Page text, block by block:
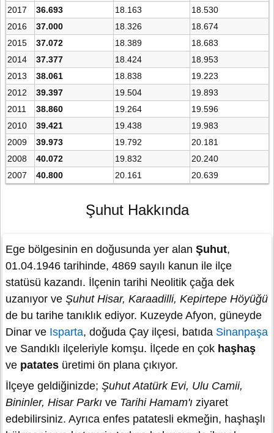
2017
36.693 18.163
18.530
2016
37.000 18.326
18.674
2015
37.072 18.389
18.683
2014
37.377 18.424
18.953
2013
38.061 18.838
19.223
2012
39.397 19.504
19.893
2011
38.860 19.264
19.596
2010
39.421 19.438
19.983
2009
39.973 19.792
20.181
2008
40.072 19.832
20.240
2007
40.800 20.161 20.639
Şuhut Hakkında
Ege bölgesinin en doğusunda yer alan Şuhut,
01.04.1946 tarihinde, 4869 sayılı kanun ile ilçe
statüsü kazandı. İlçenin tarihi Neolitik çağa dek
uzanıyor ve Şuhut Hisar, Karaadilli, Kepirtepe Höyüğü
de bu tarihe tanıklık ediyor. Kuzeyde Afyon, güneyde
Dinar ve Isparta, doğuda Çay ilçesi, batıda Sinanpaşa
ve Sandıklı ilçeleriyle komşu. İlçede en çok haşhaş
ve patates üretimi ön plana çıkıyor.
İlçeye geldiğinizde; Şuhut Atatürk Evi, Ulu Camii,
Bininler, Hisar Parkı ve Tarihi Hamam'ı ziyaret
edebilirsiniz. Ayrıca enfes patatesli ekmeğin, haşhaşlı